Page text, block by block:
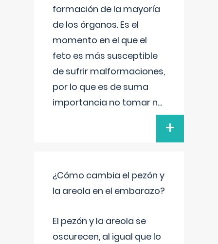
formación de la mayoría
de los órganos. Es el
momento en el que el
feto es más susceptible
de sufrir malformaciones,
por lo que es de suma
importancia no tomar n...
+
¿Cómo cambia el pezón y
la areola en el embarazo?
El pezón y la areola se
oscurecen, al igual que lo